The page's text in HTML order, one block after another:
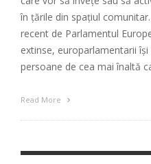
în țările din spațiul
recent de Parlamentul
extinse, europarlamentarii
persoane de cea mai înaltă
Read More